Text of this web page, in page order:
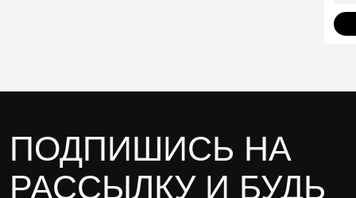
ПОДПИШИСЬ НА
РАССЫЛКУ И БУДЬ